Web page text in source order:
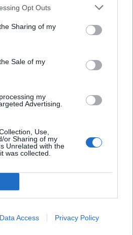
Opt Outs
Sharing of my
Sale of my
my
Advertising.
Use,
or Sharing of my
Unrelated with the
was collected.
Data Access Privacy Policy
tervezésekor.